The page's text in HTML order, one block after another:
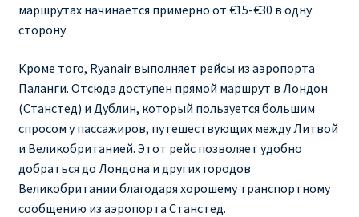
АВИАБИЛЕТЫ ВИЛЬНЮС БАРСЕЛОНА
АВИАБИЛЕТЫ ХЕЛЬСИНКИ МИЛАН
Акции RYANAIR из Варшавы
Акции RYANAIR из Вильнюса
Акции RYANAIR из Каунаса
маршрутах начинается примерно от €15-€30 в одну
сторону.
Кроме того, Ryanair выполняет рейсы из аэропорта
Паланги. Отсюда доступен прямой маршрут в Лондон
(Станстед) и Дублин, который пользуется большим
спросом у пассажиров, путешествующих между Литвой
и Великобританией. Этот рейс позволяет удобно
добраться до Лондона и других городов
Великобритании благодаря хорошему транспортному
сообщению из аэропорта Станстед.